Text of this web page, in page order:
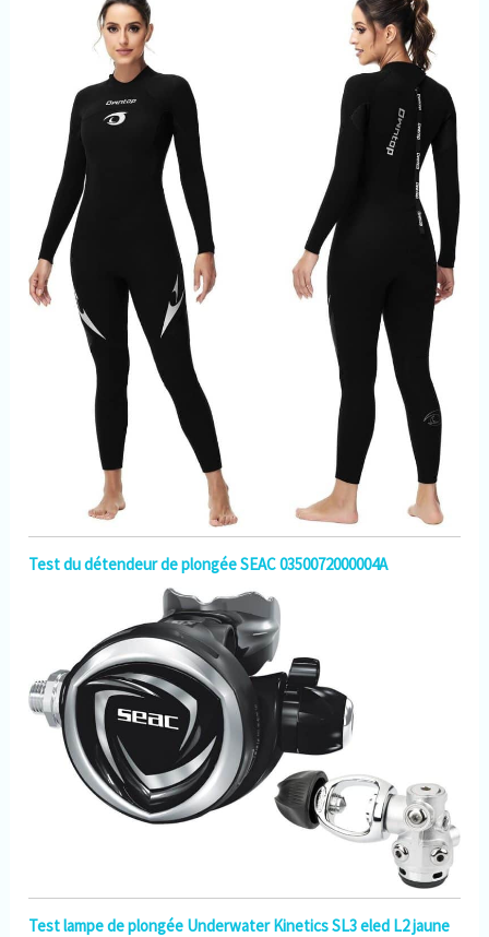
Test du détendeur de plongée SEAC 0350072000004A
Test lampe de plongée Underwater Kinetics SL3 eled L2 jaune